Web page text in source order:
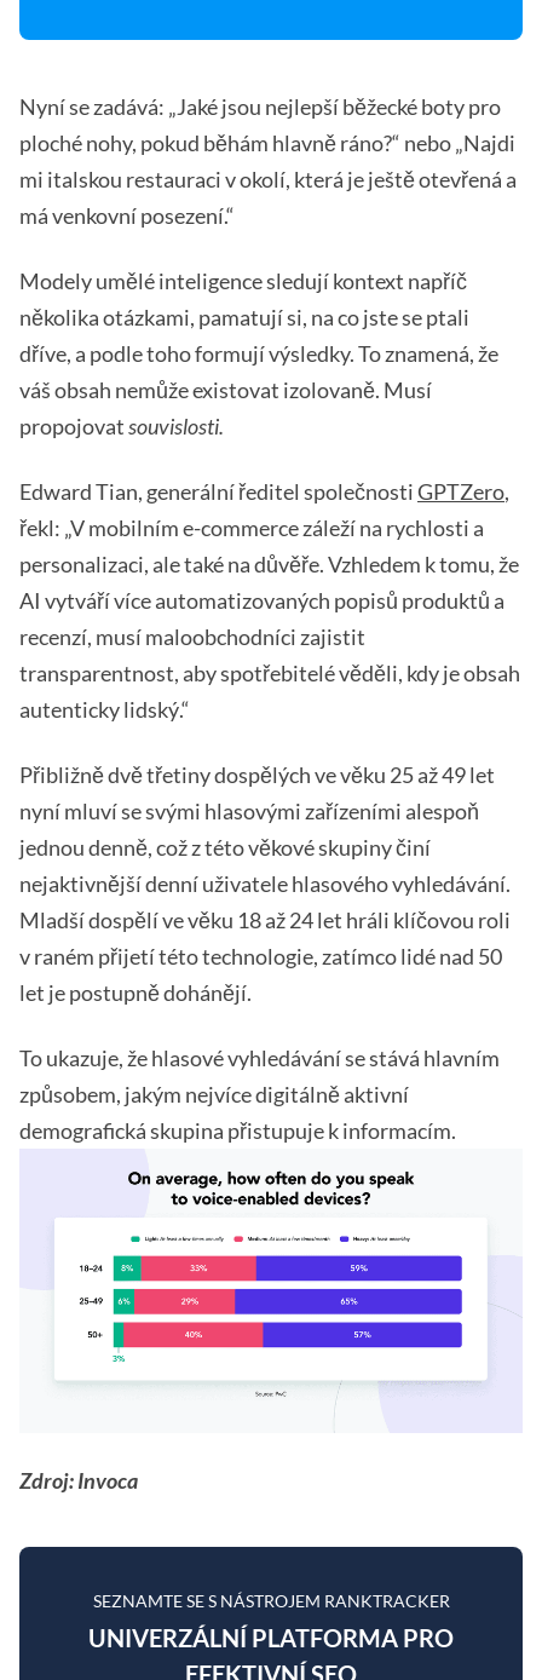
Nyní se zadává: „Jaké jsou nejlepší běžecké boty pro
ploché nohy, pokud běhám hlavně ráno?“ nebo „Najdi
mi italskou restauraci v okolí, která je ještě otevřená a
má venkovní posezení.“
Modely umělé inteligence sledují kontext napříč
několika otázkami, pamatují si, na co jste se ptali
dříve, a podle toho formují výsledky. To znamená, že
váš obsah nemůže existovat izolovaně. Musí
propojovatsouvislosti.
Edward Tian, generální ředitel společnostiGPTZero,
řekl: „V mobilním e-commerce záleží na rychlosti a
personalizaci, ale také na důvěře. Vzhledem k tomu, že
AI vytváří více automatizovaných popisů produktů a
recenzí, musí maloobchodníci zajistit
transparentnost, aby spotřebitelé věděli, kdy je obsah
autenticky lidský.“
Přibližně dvě třetiny dospělých ve věku 25 až 49 let
nyní mluví se svými hlasovými zařízeními alespoň
jednou denně, což z této věkové skupiny činí
nejaktivnější denní uživatele hlasového vyhledávání.
Mladší dospělí ve věku 18 až 24 let hráli klíčovou roli
v raném přijetí této technologie, zatímco lidé nad 50
let je postupně dohánějí.
To ukazuje, že hlasové vyhledávání se stává hlavním
způsobem, jakým nejvíce digitálně aktivní
demografická skupina přistupuje k informacím.
Zdroj: Invoca
SEZNAMTE SE S NÁSTROJEM RANKTRACKER
UNIVERZÁLNÍ PLATFORMA PRO